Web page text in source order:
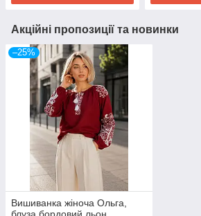
Акційні пропозиції та новинки
–25%
Вишиванка жіноча Ольга,